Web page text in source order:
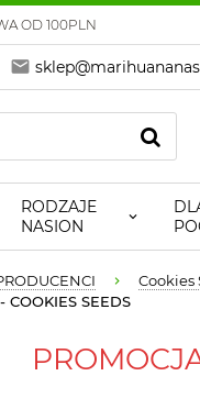
OD 100PLN
RODZAJE
NASION
Cookies
SEEDS